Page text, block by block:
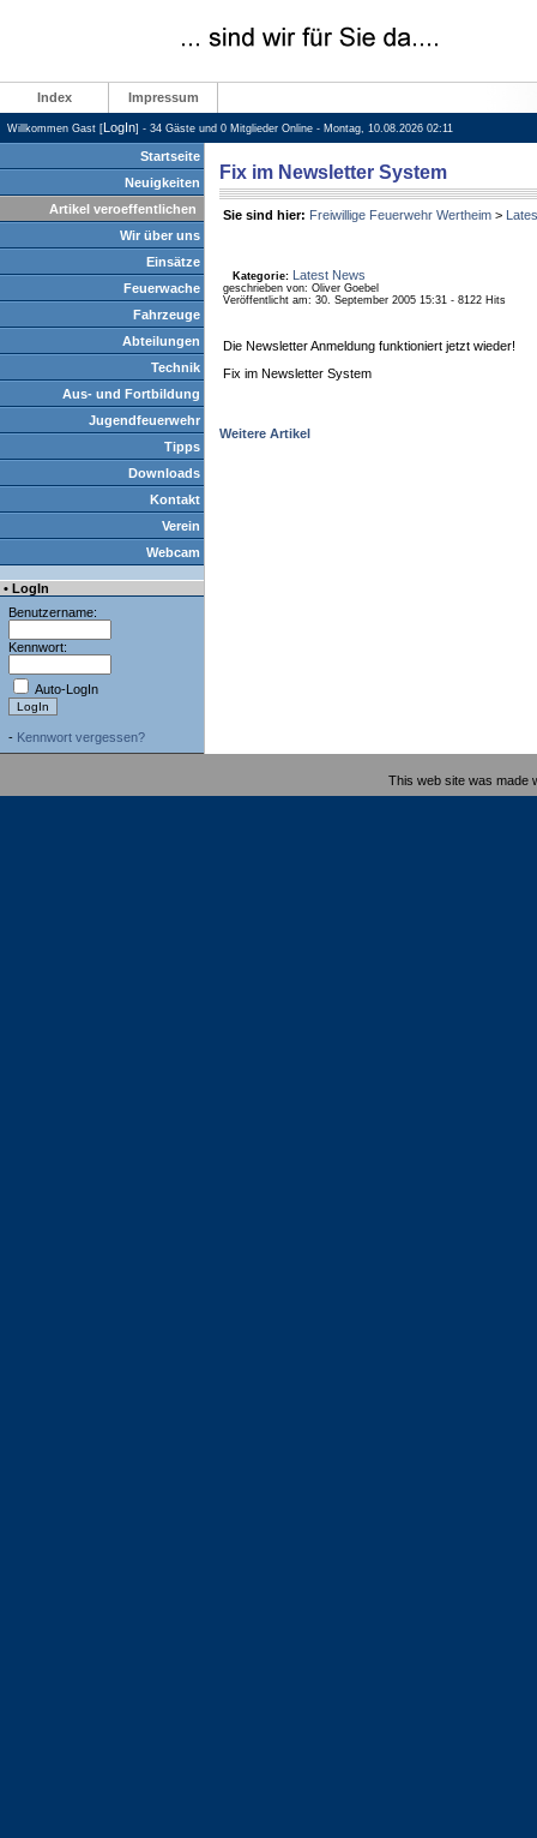
Index Impressum
Willkommen Gast [LogIn] - 34 Gäste und 0 Mitglieder Online - Montag, 10.08.2026 02:11
Startseite
Neuigkeiten
Artikel veroeffentlichen
Wir über uns
Einsätze
Feuerwache
Fahrzeuge
Abteilungen
Technik
Aus- und Fortbildung
Jugendfeuerwehr
Tipps
Downloads
Kontakt
Verein
Webcam
• LogIn
Benutzername:
Kennwort:
Auto-LogIn
- Kennwort vergessen?
Fix im Newsletter System
Sie sind hier: Freiwillige Feuerwehr Wertheim>
Kategorie: Latest News
geschrieben von: Oliver Goebel
Veröffentlicht am: 30. September 2005 15:31 - 8122 Hits
Die Newsletter Anmeldung funktioniert jetzt wieder!
Fix im Newsletter System
Weitere Artikel
This web site was made